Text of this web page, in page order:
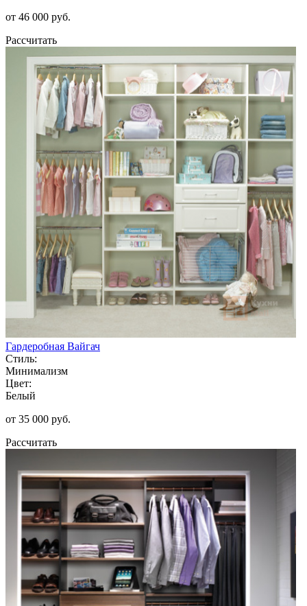
от 46 000 руб.
Рассчитать
Гардеробная Вайгач
Стиль:
Минимализм
Цвет:
Белый
от 35 000 руб.
Рассчитать